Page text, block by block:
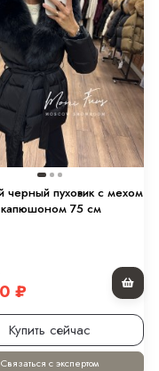
черный пуховик с мехом
75 см
₽
Купить сейчас
Связаться с экспертом